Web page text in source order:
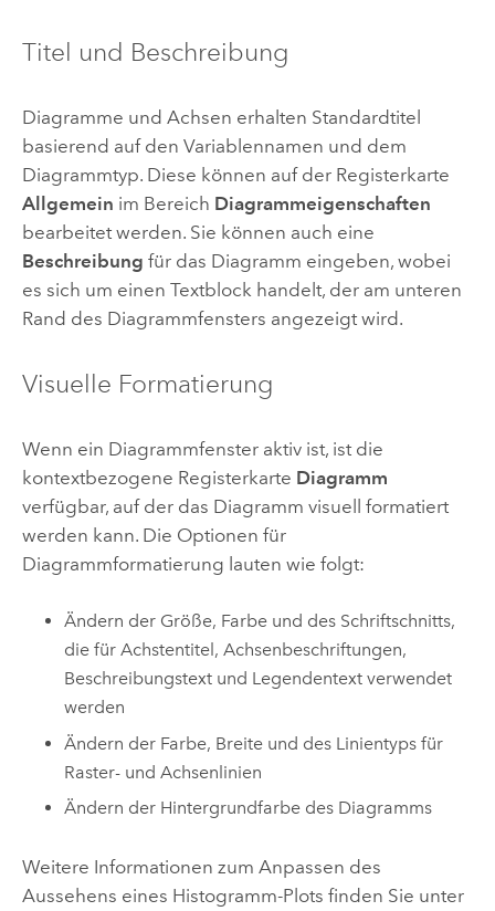
Titel und Beschreibung
Diagramme und Achsen erhalten Standardtitel
basierend auf den Variablennamen und dem
Diagrammtyp. Diese können auf der Registerkarte
Allgemein im Bereich Diagrammeigenschaften
bearbeitet werden. Sie können auch eine
Beschreibung für das Diagramm eingeben, wobei
es sich um einen Textblock handelt, der am unteren
Rand des Diagrammfensters angezeigt wird.
Visuelle Formatierung
Wenn ein Diagrammfenster aktiv ist, ist die
kontextbezogene Registerkarte Diagramm
verfügbar, auf der das Diagramm visuell formatiert
werden kann. Die Optionen für
Diagrammformatierung lauten wie folgt:
Ändern der Größe, Farbe und des Schriftschnitts,
die für Achstentitel, Achsenbeschriftungen,
Beschreibungstext und Legendentext verwendet
werden
Ändern der Farbe, Breite und des Linientyps für
Raster- und Achsenlinien
Ändern der Hintergrundfarbe des Diagramms
Weitere Informationen zum Anpassen des
Aussehens eines Histogramm-Plots finden Sie unter